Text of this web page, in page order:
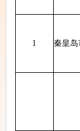
1 秦皇